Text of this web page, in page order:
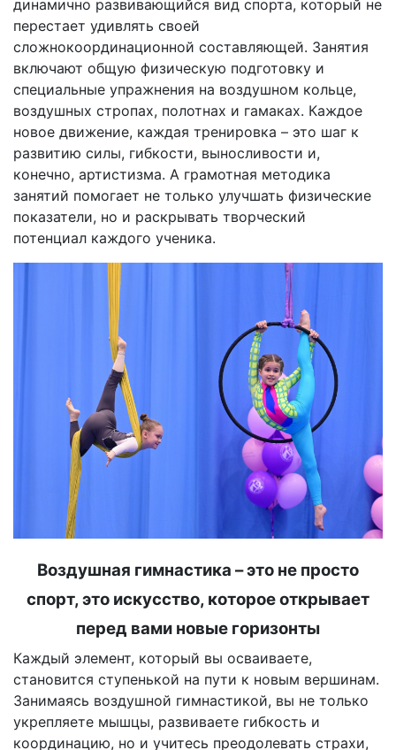
динамично развивающийся вид спорта, который не
перестает удивлять своей
сложнокоординационной составляющей. Занятия
включают общую физическую подготовку и
специальные упражнения на воздушном кольце,
воздушных стропах, полотнах и гамаках. Каждое
новое движение, каждая тренировка – это шаг к
развитию силы, гибкости, выносливости и,
конечно, артистизма. А грамотная методика
занятий помогает не только улучшать физические
показатели, но и раскрывать творческий
потенциал каждого ученика.
Воздушная гимнастика – это не просто
спорт, это искусство, которое открывает
перед вами новые горизонты
Каждый элемент, который вы осваиваете,
становится ступенькой на пути к новым вершинам.
Занимаясь воздушной гимнастикой, вы не только
укрепляете мышцы, развиваете гибкость и
координацию, но и учитесь преодолевать страхи,